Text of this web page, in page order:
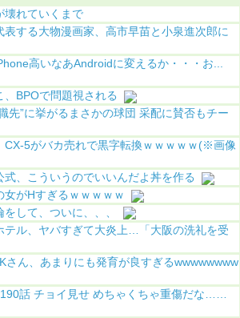
壊れていくまで
表する大物漫画家、高市早苗と小泉進次郎に
高いなあAndroidに変えるか・・・お...
、BPOで問題視される
先”に挙がるまさかの球団 采配に賛否もチー
CX-5がバカ売れで黒字転換ｗｗｗｗｗ(※画像
式、こういうのでいいんだよ丼を作る
女がHすぎるｗｗｗｗｗ
して、ついに、、、
テル、ヤバすぎて大炎上…「大阪の洗礼を受
さん、あまりにも発育が良すぎるwwwwwwww
話 チョイ見せ めちゃくちゃ重傷だな……